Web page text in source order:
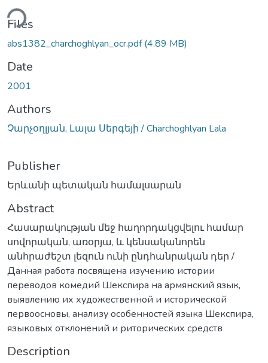
Files
abs1382_charchoghlyan_ocr.pdf(4.89 MB)
Date
2001
Authors
Չարչօղլյան, Լալա Սերգեյի / Charchoghlyan Lala
Publisher
Երևանի պետական համալսարան
Abstract
Հասարակության մեջ հաղորդակցվելու համար
սովորական, առօրյա, և կենսականորեն
անհրաժեշտ լեզուն ունի ընդհանրական դեր /
Данная работа посвящена изучению истории
переводов комедий Шекспира на армянский язык,
выявлению их художественной и исторической
первоосновы, анализу особенностей языка Шекспира,
языковых отклонений и риторических средств
Description